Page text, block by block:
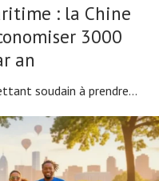
: la Chine
3000
an
soudain à prendre...